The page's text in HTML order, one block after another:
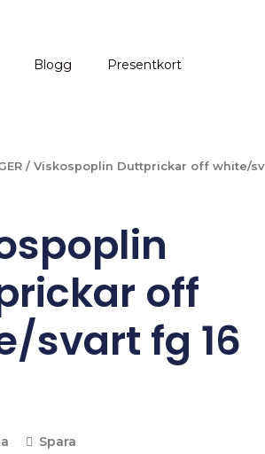
Blogg Presentkort
/ Viskospoplin Duttprickar off white/
off
svart fg 16
Spara